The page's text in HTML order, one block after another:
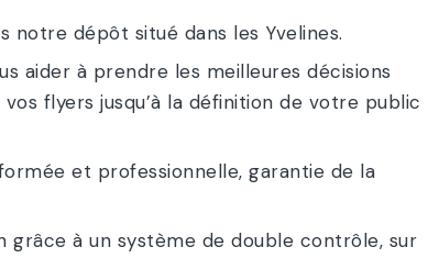
notre dépôt situé dans les Yvelines.
aider à prendre les meilleures décisions
flyers jusqu’à la définition de votre public
et professionnelle, garantie de la
grâce à un système de double contrôle, sur